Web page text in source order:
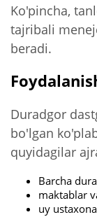
Ko'pincha,
tajribali
beradi.
Duradgor
bo'lgan
quyidagilar
Barcha
maktablar
uy